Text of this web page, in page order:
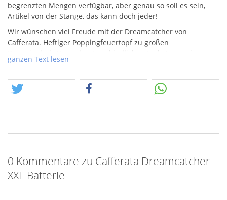
begrenzten Mengen verfügbar, aber genau so soll es sein,
Artikel von der Stange, das kann doch jeder!
Wir wünschen viel Freude mit der Dreamcatcher von
Cafferata. Heftiger Poppingfeuertopf zu großen
Kombination, hohes Schusstempo.
ganzen Text lesen
0 Kommentare zu Cafferata Dreamcatcher
XXL Batterie